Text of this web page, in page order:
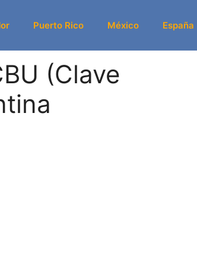
Puerto Rico México España
(Clave